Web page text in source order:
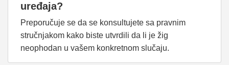
uređaja?
Preporučuje se da se konsultujete sa pravnim
stručnjakom kako biste utvrdili da li je žig
neophodan u vašem konkretnom slučaju.